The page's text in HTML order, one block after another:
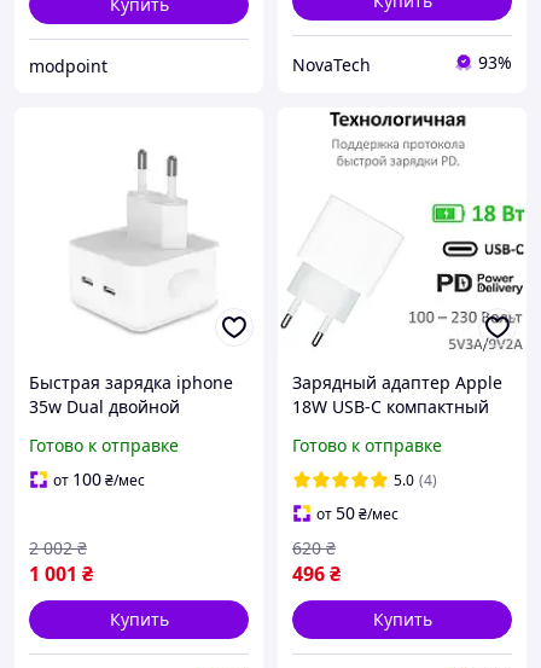
modpoint NovaTech 93%
Быстрая зарядка iphone
35w Dual двойной
usb-c+с power adapter
сетевое зу DFGCV
Готово к отправке
от 100₴/мес
1 001 ₴
2 002 ₴
Купить
Зарядный адаптер Apple
18W USB-C компактный
iPad AirPods с
поддержкой быстрой
зарядки
Готово к отправке
5.0 (4)
от50₴/мес
496₴
620 ₴
Купить